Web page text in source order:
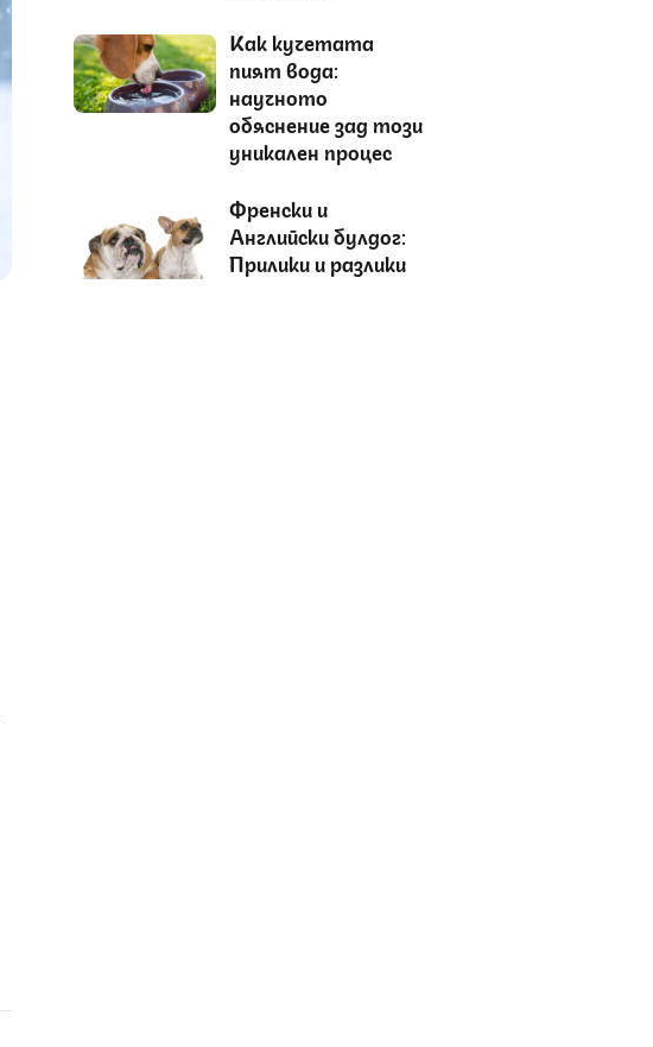
Как кучетата
пият вода:
научното
обяснение зад този
уникален процес
Френски и
Английски булдог:
Прилики и разлики